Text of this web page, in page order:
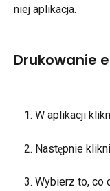
niej aplikacja.
Drukowanie
W aplikacji
Następnie
Wybierz to, co